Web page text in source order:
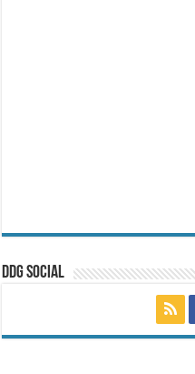
ddg Social